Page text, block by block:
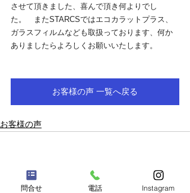
させて頂きました、喜んで頂き何よりでし
た。　またSTARCSではエコカラットプラス、
ガラスフィルムなども取扱っております、何か
ありましたらよろしくお願いいたします。
お客様の声 一覧へ戻る
お客様の声
サイト利用について｜
個人情報保護について
採用情報
問合せ 電話 Instagram